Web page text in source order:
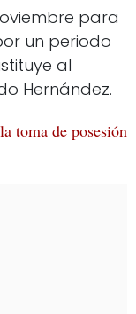
para
un periodo
al
Hernández.
toma de posesión